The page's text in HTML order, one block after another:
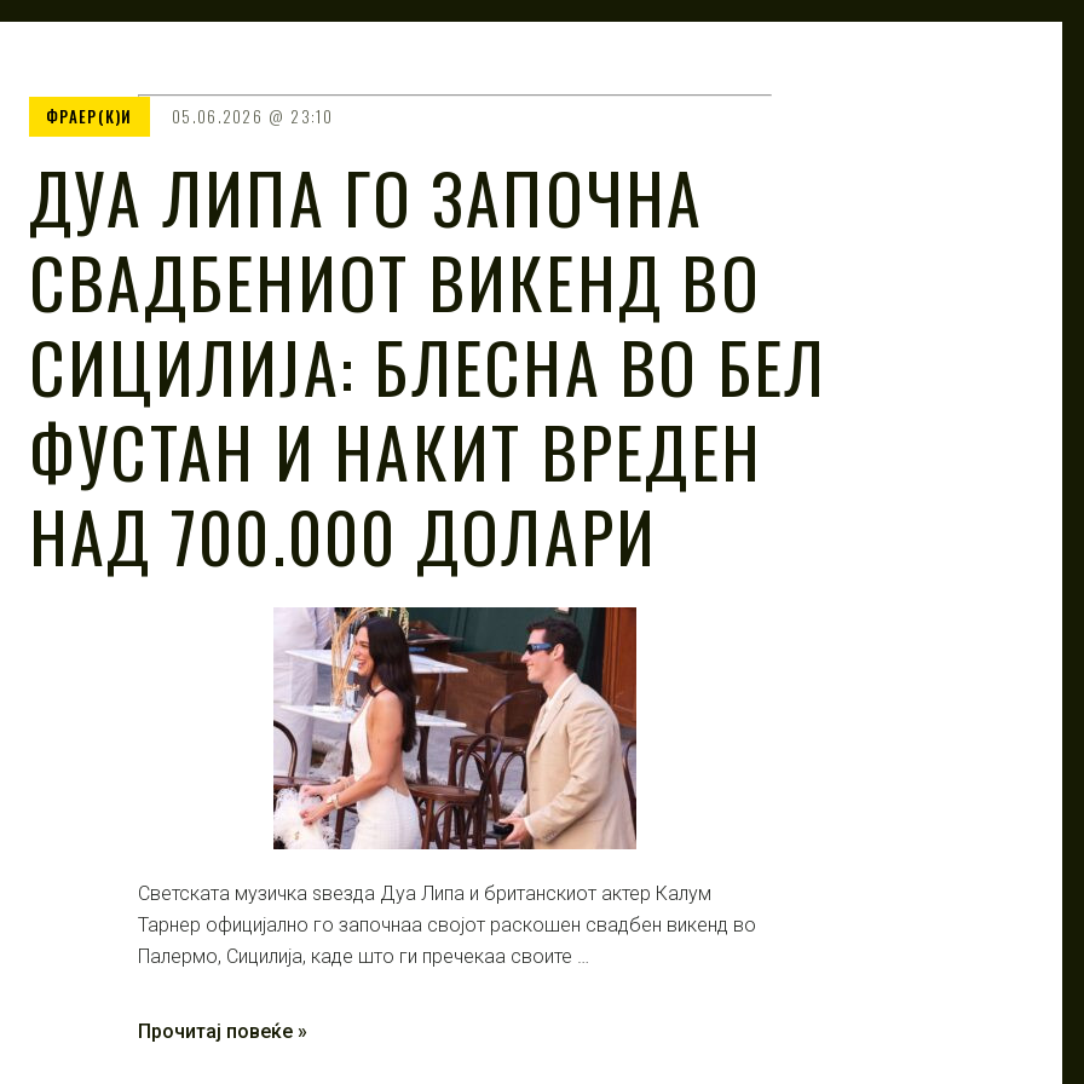
ФРАЕР(К)И 05.06.2026 23:10
ДУА ЛИПА ГО ЗАПОЧНА
СВАДБЕНИОТ ВИКЕНД ВО
СИЦИЛИЈА: БЛЕСНА ВО БЕЛ
ФУСТАН И НАКИТ ВРЕДЕН
НАД 700.000 ДОЛАРИ
Светската музичка ѕвезда Дуа Липа и британскиот актер Калум
Тарнер официјално го започнаа својот раскошен свадбен викенд во
Палермо, Сицилија, каде што ги пречекаа своите …
Прочитај повеќе »